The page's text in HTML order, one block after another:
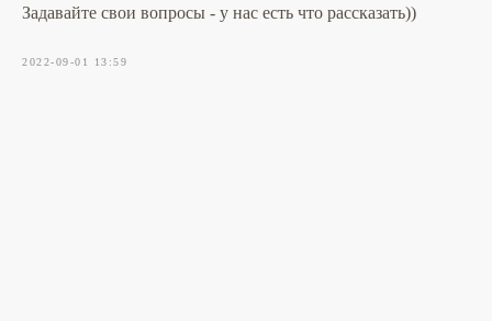
Задавайте свои вопросы - у нас есть что рассказать))
2022-09-01 13:59